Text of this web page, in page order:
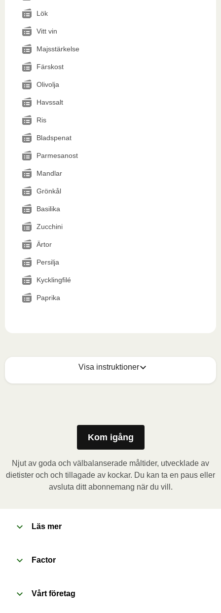
Lök
Vitt vin
Majsstärkelse
Färskost
Olivolja
Havssalt
Ris
Bladspenat
Parmesanost
Mandlar
Grönkål
Basilika
Zucchini
Ärtor
Persilja
Kycklingfilé
Paprika
Visa instruktioner
måltiden vila i 1 minut innan du tar bort folien. Se upp
för varm ånga när du öppnar behållaren.
Ugn (170˚C): Förvärm ugnen. Ta bort kartongremsan
och stick några hål i folien. Placera behållaren i den
förvärmda ugnen och värm måltiden i 20 minuter. Låt
Kom igång
Njut av goda och välbalanserade måltider, utvecklade av
dietister och och tillagade av kockar. Du kan ta en paus eller
avsluta ditt abonnemang när du vill.
Läs mer
Factor
Vårt företag